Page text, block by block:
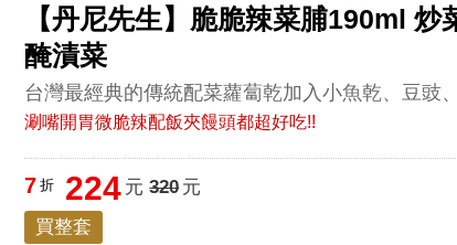
【丹尼先生】脆脆辣菜脯190ml
醃漬菜
台灣最經典的傳統配菜蘿蔔乾加入小魚乾、豆豉
涮嘴開胃微脆辣配飯夾饅頭都超好吃!!
7 折 224 元 320元
買整套